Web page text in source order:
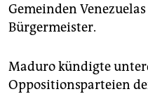
Gemeinden
Bürgermeister.
Maduro kündigte
Oppositionsparteien